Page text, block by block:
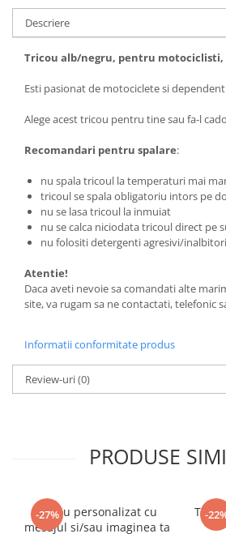
Tricouri fitness/sala de forta
Tricouri yoga
Descriere
Tricou alb/negru, pentru motociclisti,
Esti pasionat de motociclete si
Alege acest tricou pentru tine sau fa-l
Recomandari pentru spalare:
nu spala tricoul la temperaturi mai
tricoul se spala obligatoriu intors pe
nu se lasa tricoul la inmuiat
nu se calca niciodata tricoul direct pe
nu folositi detergenti agresivi/
Atentie!
Daca aveti nevoie sa comandati alte
site, va rugam sa ne contactati, telefonic
Informatii conformitate produs
Review-uri(0)
PRODUSE
-27%
Tricou personalizat cu
mesajul si/sau imaginea ta
-